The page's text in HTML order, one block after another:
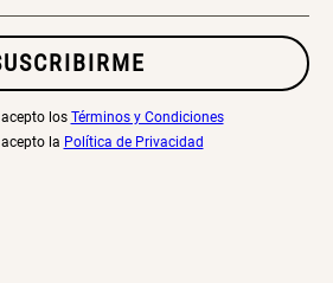
los Términos y Condiciones
la Política de Privacidad